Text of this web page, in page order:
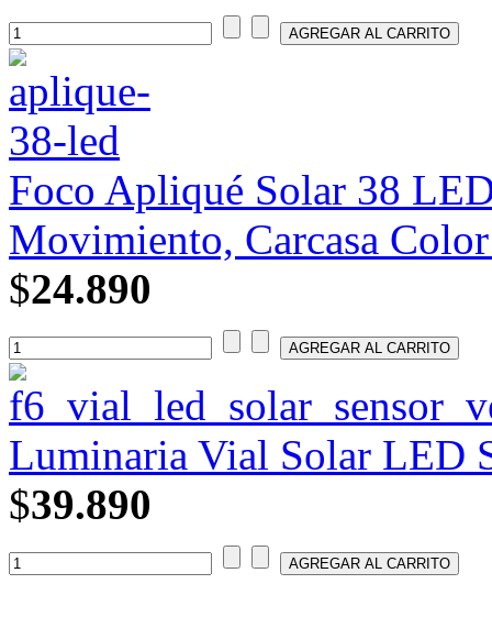
Foco Apliqué Solar 38
Movimiento, Carcasa
$24.890
Luminaria Vial Solar LED
$39.890